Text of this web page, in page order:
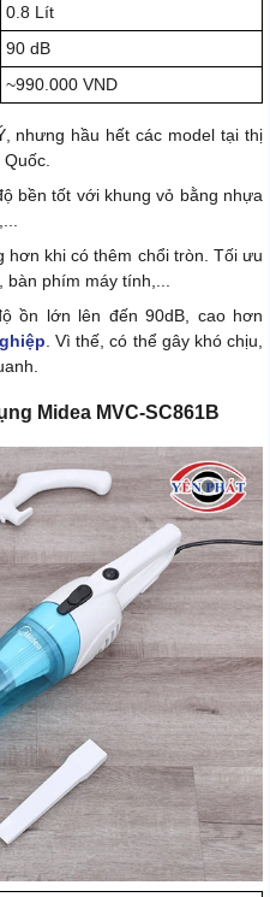
0.8 Lít
90 dB
~990.000 VND
nhưng hầu hết các model tại thị
bền tốt với khung vỏ bằng nhựa
hơn khi có thêm chổi tròn. Tối ưu
phím máy tính,...
ồn lớn lên đến 90dB, cao hơn
. Vì thế, có thể gây khó chịu,
Midea MVC-SC861B